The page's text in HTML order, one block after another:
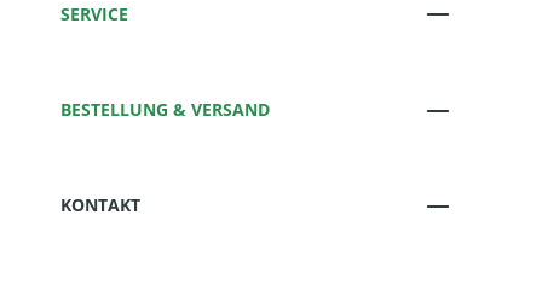
SERVICE
BESTELLUNG & VERSAND
KONTAKT